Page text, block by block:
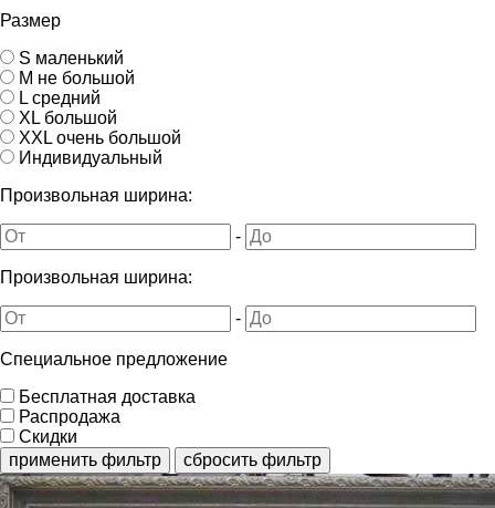
Размер
S маленький
M не большой
L средний
XL большой
XXL очень большой
Индивидуальный
Произвольная ширина:
-
Произвольная ширина:
-
Специальное предложение
Бесплатная доставка
Распродажа
Скидки
применить фильтр
сбросить фильтр